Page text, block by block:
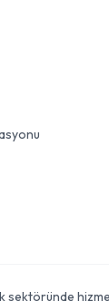
sektöründe